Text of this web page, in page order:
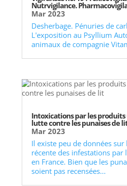
Nutrvigilance.
Mar 2023
Desherbage. Pénuries de
L'exposition au Psyllium
animaux de compagnie
Intoxications par les produits
lutte contre les punaises de
Mar 2023
Il existe peu de données sur
récente des infestations par
en France. Bien que les
soient pas recensées...